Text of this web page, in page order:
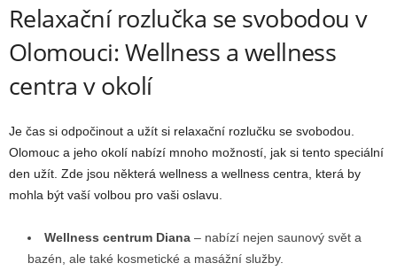
Relaxační rozlučka se svobodou v
Olomouci: Wellness a wellness
centra v okolí
Je čas si odpočinout a užít si relaxační rozlučku se svobodou.
Olomouc a jeho okolí nabízí mnoho možností, jak si tento speciální
den užít. Zde jsou některá wellness a wellness centra, která by
mohla být vaší volbou pro vaši oslavu.
Wellness centrum Diana – nabízí nejen saunový svět a
bazén, ale také kosmetické a masážní služby.